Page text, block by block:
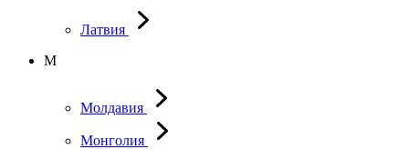
Латвия
М
Молдавия
Монголия